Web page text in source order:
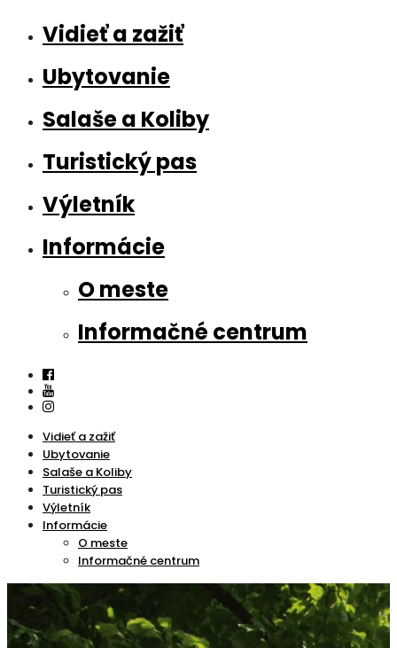
Vidieť a zažiť
Ubytovanie
Salaše a Koliby
Turistický pas
Výletník
Informácie
O meste
Informačné centrum
Vidieť a zažiť
Ubytovanie
Salaše a Koliby
Turistický pas
Výletník
Informácie
O meste
Informačné centrum